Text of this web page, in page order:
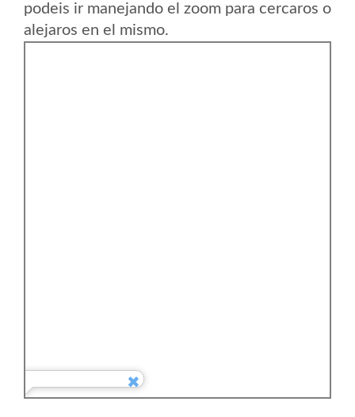
podeis ir manejando el zoom para cercaros o
alejaros en el mismo.